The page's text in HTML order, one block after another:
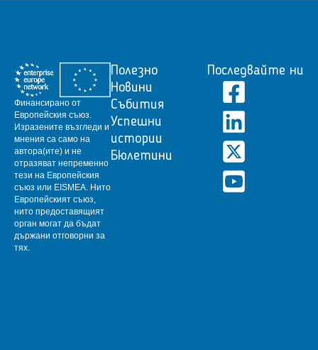
Финансирано от
Европейския съюз.
Изразените възгледи и
мнения са само на
автора(ите) и не
отразяват непременно
тези на Европейския
съюз или EISMEA. Нито
Европейският съюз,
нито предоставящият
орган могат да бъдат
държани отговорни за
тях.
Полезно
Новини
Събития
Успешни
истории
Бюлетини
Последвайте ни